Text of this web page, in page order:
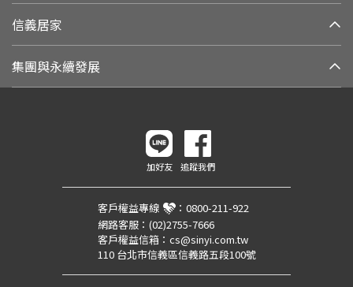
信義居家
集團與永續發展
加好友 追蹤我們
客戶權益專線 ： 0800-211-922
網路客服： (02)2755-7666
客戶權益信箱： cs@sinyi.com.tw
110 台北市信義區信義路五段100號